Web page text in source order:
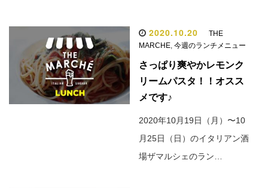
2020.10.20
THE
MARCHE, 今週のランチメニュー
さっぱり爽やかレモンク
リームパスタ！！オスス
メです♪
2020年10月19日（月）〜10
月25日（日）のイタリアン酒
場ザマルシェのラン…